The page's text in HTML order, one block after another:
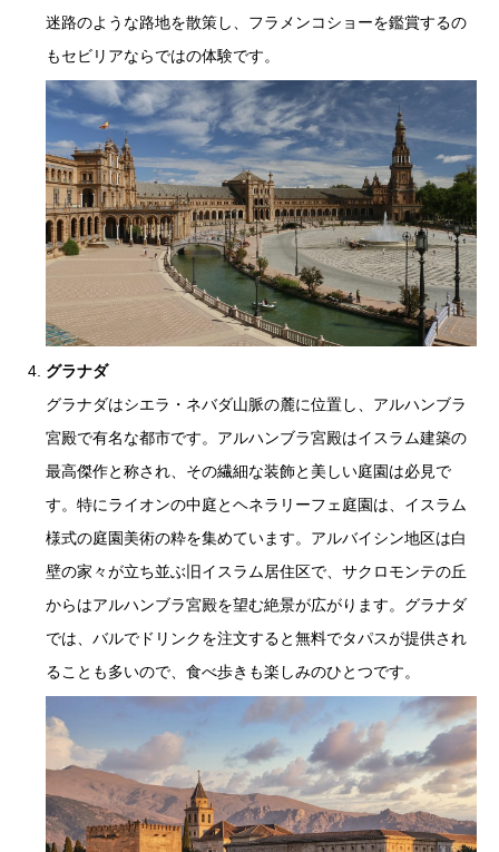
迷路のような路地を散策し、フラメンコショーを鑑賞するの
もセビリアならではの体験です。
グラナダ
グラナダはシエラ・ネバダ山脈の麓に位置し、アルハンブラ
宮殿で有名な都市です。アルハンブラ宮殿はイスラム建築の
最高傑作と称され、その繊細な装飾と美しい庭園は必見で
す。特にライオンの中庭とヘネラリーフェ庭園は、イスラム
様式の庭園美術の粋を集めています。アルバイシン地区は白
壁の家々が立ち並ぶ旧イスラム居住区で、サクロモンテの丘
からはアルハンブラ宮殿を望む絶景が広がります。グラナダ
では、バルでドリンクを注文すると無料でタパスが提供され
ることも多いので、食べ歩きも楽しみのひとつです。